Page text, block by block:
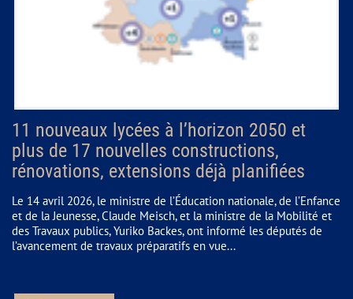
11 nouveaux lycées à l’horizon 2050 et
plus de 17 nouvelles constructions,
rénovations, extensions déjà planifiées
Le 14 avril 2026, le ministre de l’Éducation nationale, de l’Enfance
et de la Jeunesse, Claude Meisch, et la ministre de la Mobilité et
des Travaux publics, Yuriko Backes, ont informé les députés de
l’avancement de travaux préparatifs en vue...